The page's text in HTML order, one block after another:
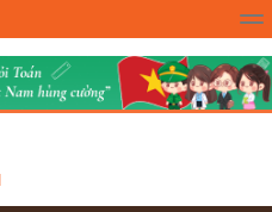
Học toán - Lớp 1